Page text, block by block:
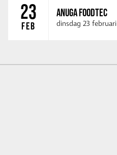
23
FEB
ANUGA FOODTEC
dinsdag 23 februari